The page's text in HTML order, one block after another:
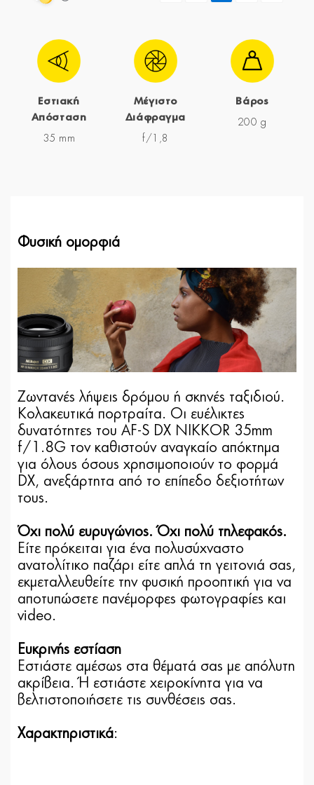
Εστιακή
Απόσταση
35 mm
Μέγιστο
Διάφραγμα
f/1,8
Βάρος
200 g
Φυσική ομορφιά
Ζωντανές λήψεις δρόμου ή σκηνές ταξιδιού.
Κολακευτικά πορτραίτα. Οι ευέλικτες
δυνατότητες του AF-S DX NIKKOR 35mm
f/1.8G τον καθιστούν αναγκαίο απόκτημα
για όλους όσους χρησιμοποιούν το φορμά
DΧ, ανεξάρτητα από το επίπεδο δεξιοτήτων
τους.
Όχι πολύ ευρυγώνιος. Όχι πολύ τηλεφακός.
Είτε πρόκειται για ένα πολυσύχναστο
ανατολίτικο παζάρι είτε απλά τη γειτονιά σας,
εκμεταλλευθείτε την φυσική προοπτική για να
αποτυπώσετε πανέμορφες φωτογραφίες και
video.
Ευκρινής εστίαση
Εστιάστε αμέσως στα θέματά σας με απόλυτη
ακρίβεια. Ή εστιάστε χειροκίνητα για να
βελτιστοποιήσετε τις συνθέσεις σας.
Χαρακτηριστικά: